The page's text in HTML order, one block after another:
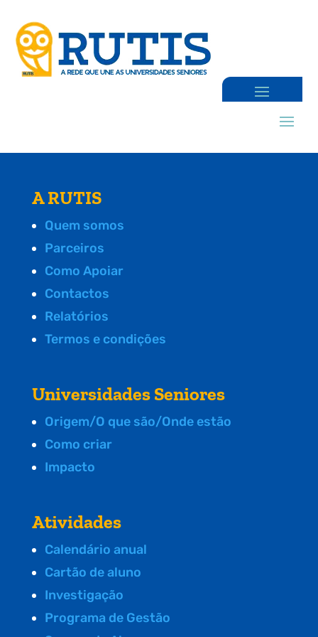
A RUTIS
Quem somos
Parceiros
Como Apoiar
Contactos
Relatórios
Termos e condições
Universidades Seniores
Origem/O que são/Onde estão
Como criar
Impacto
Atividades
Calendário anual
Cartão de aluno
Investigação
Programa de Gestão